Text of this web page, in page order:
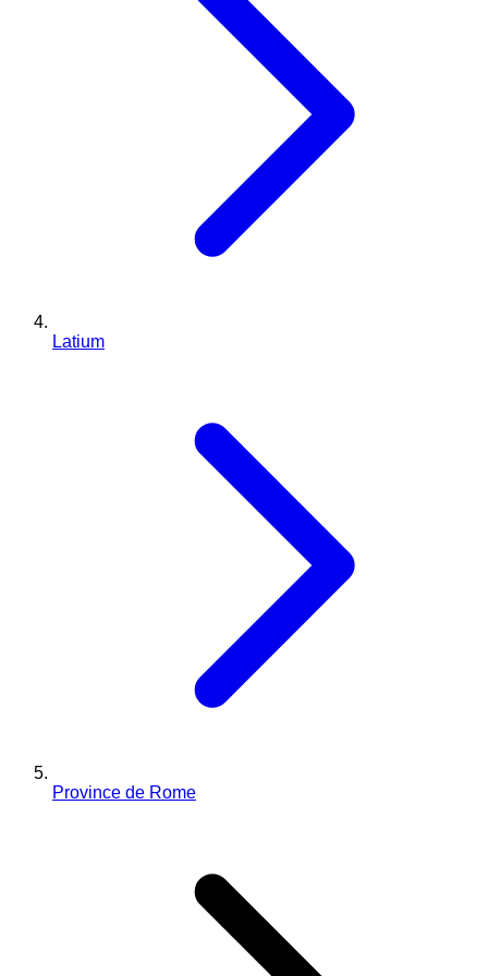
Latium
Province de Rome